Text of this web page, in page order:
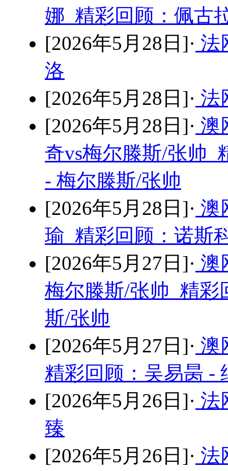
娜 精彩回顾：佩古
[2026年5月28日]· 法
洛
[2026年5月28日]· 法
[2026年5月28日]· 澳
奇vs梅尔滕斯/张帅
- 梅尔滕斯/张帅
[2026年5月28日]· 澳
瑜 精彩回顾：诺斯
[2026年5月27日]· 澳
梅尔滕斯/张帅 精彩
斯/张帅
[2026年5月27日]· 澳
精彩回顾：吴易昺 -
[2026年5月26日]· 法
臻
[2026年5月26日]· 法